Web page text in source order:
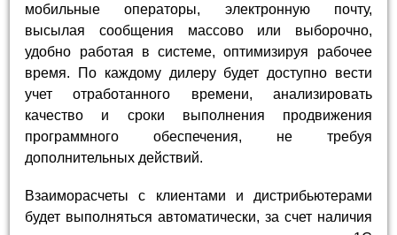
мобильные операторы, электронную почту,
высылая сообщения массово или выборочно,
удобно работая в системе, оптимизируя рабочее
время. По каждому дилеру будет доступно вести
учет отработанного времени, анализировать
качество и сроки выполнения продвижения
программного обеспечения, не требуя
дополнительных действий.
Взаиморасчеты с клиентами и дистрибьютерами
будет выполняться автоматически, за счет наличия